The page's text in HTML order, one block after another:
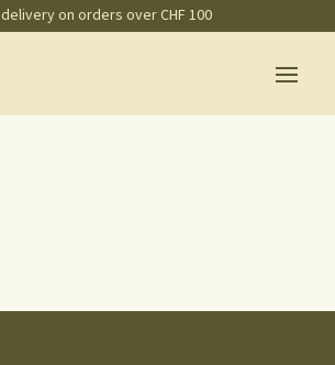
on orders over CHF 100